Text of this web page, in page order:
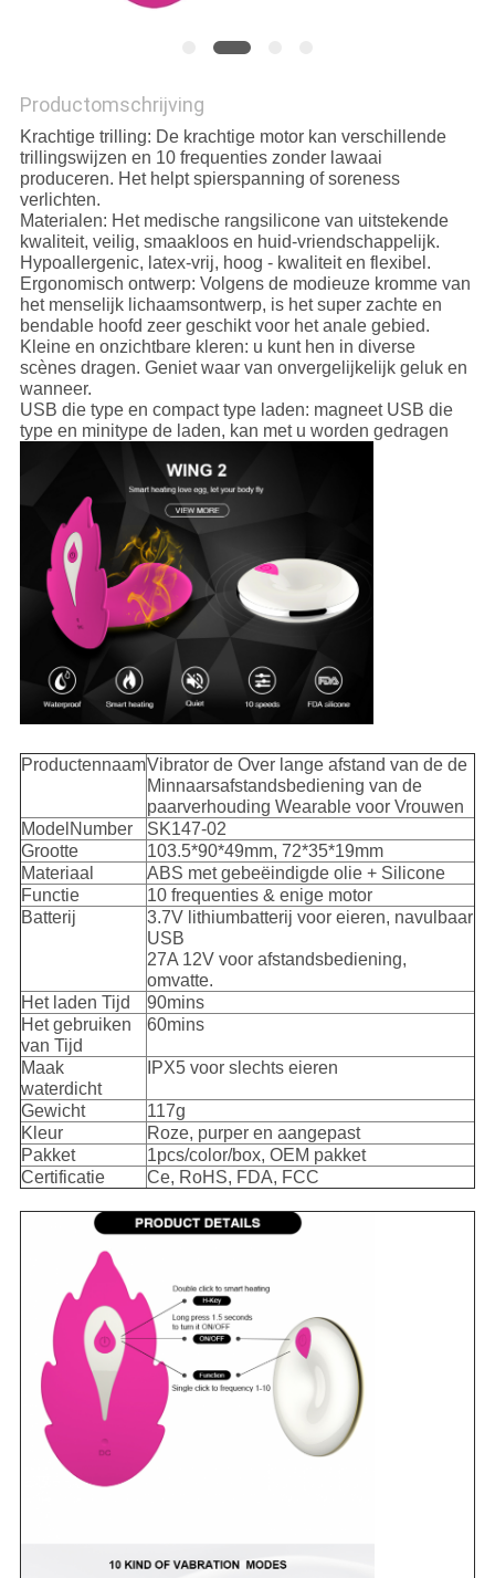
Productomschrijving
Krachtige trilling: De krachtige motor kan verschillende
trillingswijzen en 10 frequenties zonder lawaai
produceren. Het helpt spierspanning of soreness
verlichten.
Materialen: Het medische rangsilicone van uitstekende
kwaliteit, veilig, smaakloos en huid-vriendschappelijk.
Hypoallergenic, latex-vrij, hoog - kwaliteit en flexibel.
Ergonomisch ontwerp: Volgens de modieuze kromme van
het menselijk lichaamsontwerp, is het super zachte en
bendable hoofd zeer geschikt voor het anale gebied.
Kleine en onzichtbare kleren: u kunt hen in diverse
scènes dragen. Geniet waar van onvergelijkelijk geluk en
wanneer.
USB die type en compact type laden: magneet USB die
type en minitype de laden, kan met u worden gedragen
ProductennaamVibrator de Over lange afstand van de de
Minnaarsafstandsbediening van de
paarverhouding Wearable voor Vrouwen
ModelNumber
SK147-02
Grootte
103.5*90*49mm, 72*35*19mm
Materiaal
ABS met gebeëindigde olie + Silicone
Functie
10 frequenties & enige motor
Batterij
3.7V lithiumbatterij voor eieren, navulbaar
USB
27A 12V voor afstandsbediening,
omvatte.
Het laden Tijd
90mins
Het gebruiken
van Tijd
60mins
Maak
waterdicht
IPX5 voor slechts eieren
Gewicht
117g
Kleur
Roze, purper en aangepast
Pakket
1pcs/color/box, OEM pakket
Certificatie
Ce, RoHS, FDA, FCC